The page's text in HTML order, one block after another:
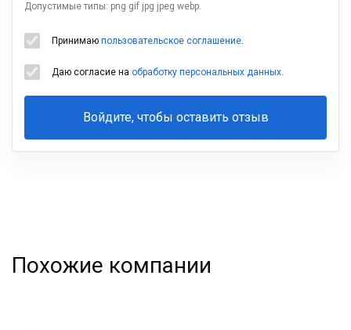
Допустимые типы: png gif jpg jpeg webp.
Принимаю пользовательское соглашение.
Даю согласие на обработку персональных данных.
Войдите, чтобы оставить отзыв
Ваша
Похожие компании